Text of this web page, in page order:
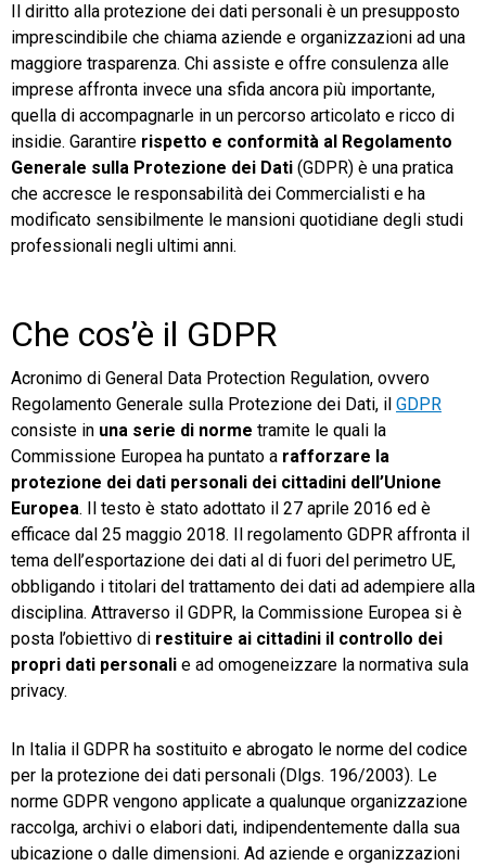
Il diritto alla protezione dei dati personali è un presupposto
imprescindibile che chiama aziende e organizzazioni ad una
maggiore trasparenza. Chi assiste e offre consulenza alle
imprese affronta invece una sfida ancora più importante,
quella di accompagnarle in un percorso articolato e ricco di
insidie. Garantire rispetto e conformità al Regolamento
Generale sulla Protezione dei Dati (GDPR) è una pratica
che accresce le responsabilità dei Commercialisti e ha
modificato sensibilmente le mansioni quotidiane degli studi
professionali negli ultimi anni.
Che cos’è il GDPR
Acronimo di General Data Protection Regulation, ovvero
Regolamento Generale sulla Protezione dei Dati, il GDPR
consiste in una serie di norme tramite le quali la
Commissione Europea ha puntato a rafforzare la
protezione dei dati personali dei cittadini dell’Unione
Europea. Il testo è stato adottato il 27 aprile 2016 ed è
efficace dal 25 maggio 2018. Il regolamento GDPR affronta il
tema dell’esportazione dei dati al di fuori del perimetro UE,
obbligando i titolari del trattamento dei dati ad adempiere alla
disciplina. Attraverso il GDPR, la Commissione Europea si è
posta l’obiettivo di restituire ai cittadini il controllo dei
propri dati personali e ad omogeneizzare la normativa sula
privacy.
In Italia il GDPR ha sostituito e abrogato le norme del codice
per la protezione dei dati personali (Dlgs. 196/2003). Le
norme GDPR vengono applicate a qualunque organizzazione
raccolga, archivi o elabori dati, indipendentemente dalla sua
ubicazione o dalle dimensioni. Ad aziende e organizzazioni